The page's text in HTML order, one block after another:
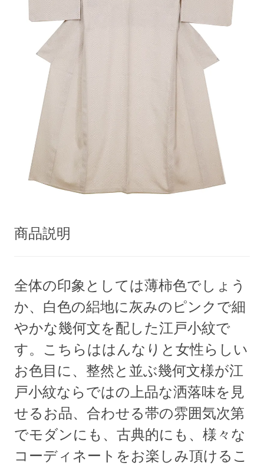
商品説明
全体の印象としては薄柿色でしょう
か、白色の絽地に灰みのピンクで細
やかな幾何文を配した江戸小紋で
す。こちらははんなりと女性らしい
お色目に、整然と並ぶ幾何文様が江
戸小紋ならではの上品な洒落味を見
せるお品、合わせる帯の雰囲気次第
でモダンにも、古典的にも、様々な
コーディネートをお楽しみ頂けるこ